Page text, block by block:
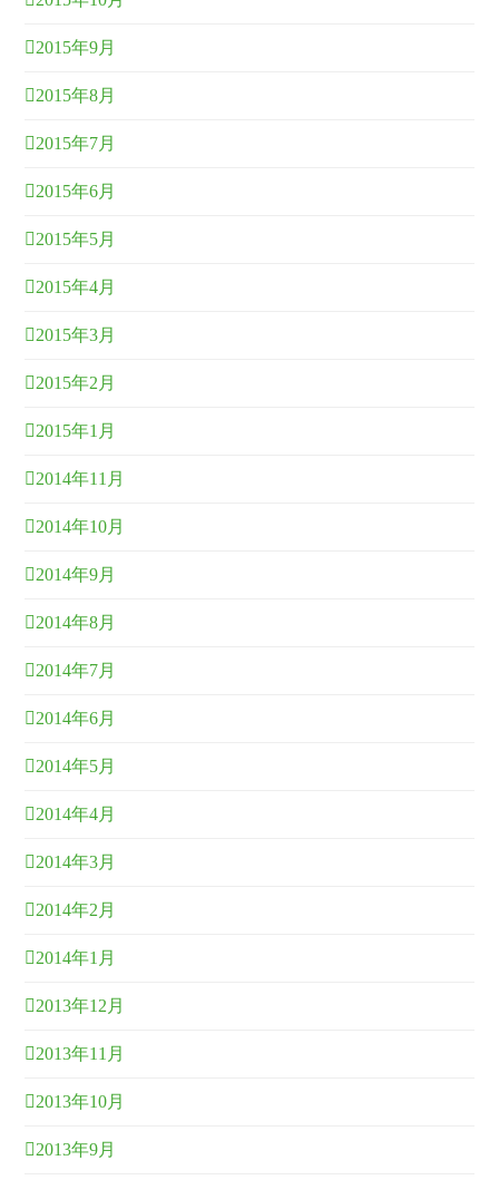
2015年9月
2015年8月
2015年7月
2015年6月
2015年5月
2015年4月
2015年3月
2015年2月
2015年1月
2014年11月
2014年10月
2014年9月
2014年8月
2014年7月
2014年6月
2014年5月
2014年4月
2014年3月
2014年2月
2014年1月
2013年12月
2013年11月
2013年10月
2013年9月